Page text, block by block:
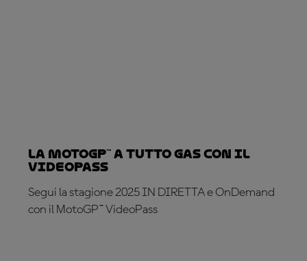
La MotoGP™ a tutto gas con il
VideoPass
Segui la stagione 2025 IN DIRETTA e OnDemand
con il MotoGP™ VideoPass